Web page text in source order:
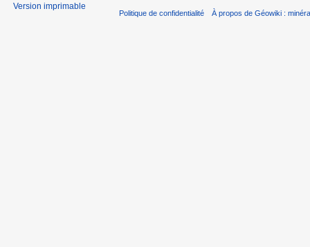
Version imprimable
Politique de confidentialité À propos de Géowiki :